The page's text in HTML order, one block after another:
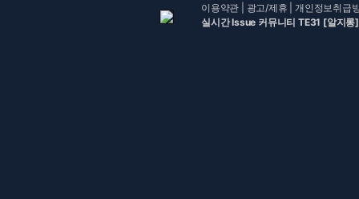
이용약관 광고/제휴 |개인정보취급
실시간 Issue 커뮤니티 TE31 [알지